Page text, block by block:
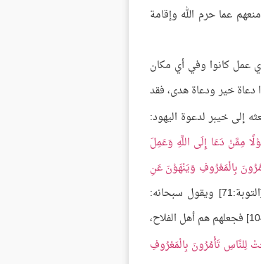
عما حرم الله وإقامة
عمل كانوا وفي أي مكان
دعاة خير ودعاة هدى، فقد
إلى خيبر لدعوة اليهود:
مِمَّنْ دَعَا إِلَى اللَّهِ وَعَمِلَ
بِالْمَعْرُوفِ وَيَنْهَوْنَ عَنِ
ويقول سبحانه:
[آل عمران:104] فجعلهم هم أهل الفلاح،
لِلنَّاسِ تَأْمُرُونَ بِالْمَعْرُوفِ